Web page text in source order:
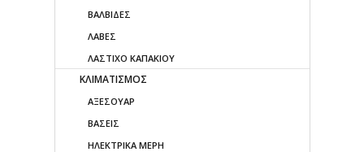
ΒΑΛΒΙΔΕΣ
ΛΑΒΕΣ
ΛΑΣΤΙΧΟ ΚΑΠΑΚΙΟΥ
ΚΛΙΜΑΤΙΣΜΟΣ
ΑΞΕΣΟΥΑΡ
ΒΑΣΕΙΣ
ΗΛΕΚΤΡΙΚΑ ΜΕΡΗ